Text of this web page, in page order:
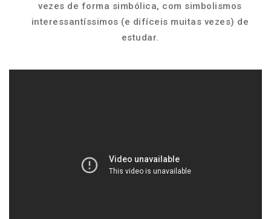
vezes de forma simbólica, com simbolismos
interessantíssimos (e difíceis muitas vezes) de
estudar.